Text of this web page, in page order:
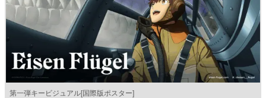
第一弾キービジュアル[国際版ポスター]